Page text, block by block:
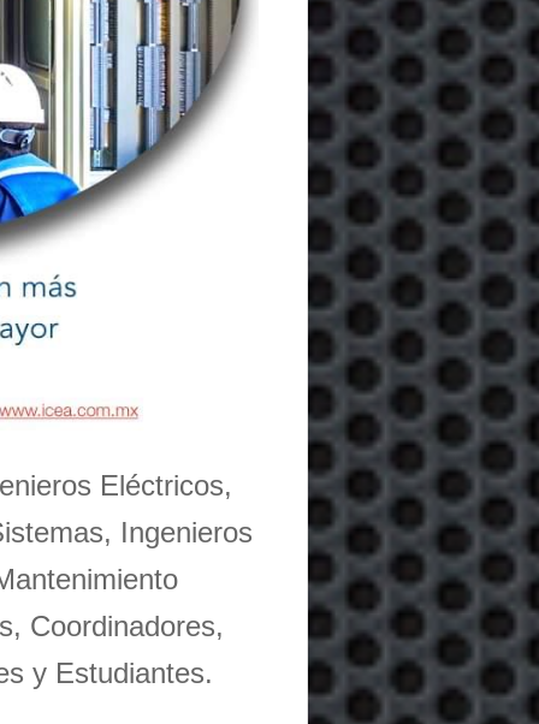
Eléctricos,
Ingenieros
Coordinadores,
y Estudiantes.